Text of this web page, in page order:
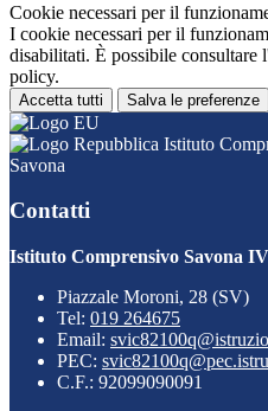
Cookie necessari per il
I cookie necessari per il
disabilitati. È possibile consultare
policy.
Accetta tutti Salva le preferenze
Istituto
Savona
Contatti
Istituto Comprensivo Savona
Piazzale Moroni, 28 (SV)
Tel: 019 264675
Email:
PEC:
C.F.: 92099090091